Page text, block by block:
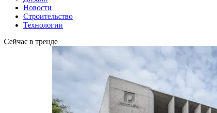
Новости
Строительство
Технологии
Сейчас в тренде